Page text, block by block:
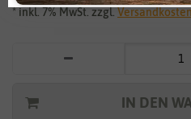
* inkl. 7% MwSt. zzgl.
IN DEN